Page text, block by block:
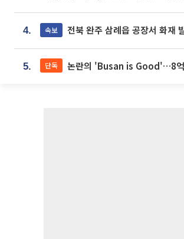
4. 속보 전북 완주 삼례읍 공장서 화재
5. 단독 논란의 'Busan is Good'…8억 도시브랜드, 용산 대통